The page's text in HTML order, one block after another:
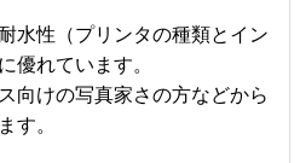
水性（プリンタの種類とイン
優れています。
向けの写真家さの方などから
す。